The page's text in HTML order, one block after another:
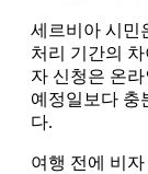
세르비아 시민
처리 기간의
자 신청은 온
예정일보다 충
다.
여행 전에 비